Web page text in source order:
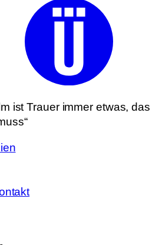
ist Trauer immer etwas, das